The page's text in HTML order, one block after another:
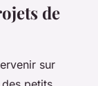
de
sur